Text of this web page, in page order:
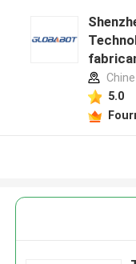
Chine
5.0